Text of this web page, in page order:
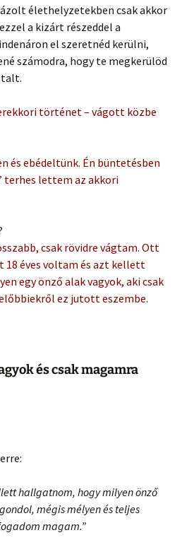
élethelyzetekben csak akkor
a kizárt részeddel a
el szeretnéd kerülni,
számodra, hogy te megkerülöd
történet – vágott közbe
és ebédeltünk. Én büntetésben
terhes lettem az akkori
csak rövidre vágtam. Ott
éves voltam és azt kellett
egy önző alak vagyok, aki csak
ez jutott eszembe.
és csak magamra
hallgatnom, hogy milyen önző
mégis mélyen és teljes
magam.”